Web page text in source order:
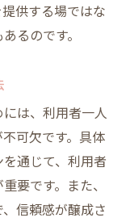
ンの取り方
供する場ではな
るのです。
は、利用者一人
可欠です。具体
通じて、利用者
要です。また、
信頼感が醸成さ